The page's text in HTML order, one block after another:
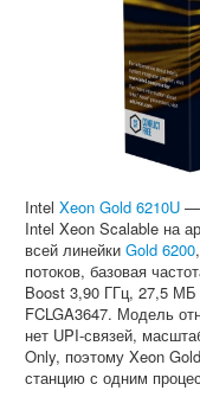
Intel Xeon Gold 6210U —
Intel Xeon Scalable на
всей линейки Gold 6200
потоков, базовая
Boost 3,90 ГГц, 27,5 МБ
FCLGA3647. Модель
нет UPI-связей,
Only, поэтому Xeon
станцию с одним